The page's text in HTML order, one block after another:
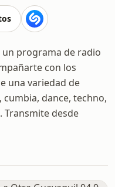
un programa de radio
con los
una variedad de
dance, techno,
Transmite desde